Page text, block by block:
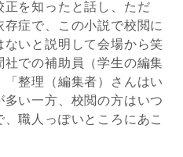
を知ったと話し、ただ
症で、この小説で校閲に
いと説明して会場から笑
での補助員（学生の編集
整理（編集者）さんはい
い一方、校閲の方はいつ
職人っぽいところにあこ